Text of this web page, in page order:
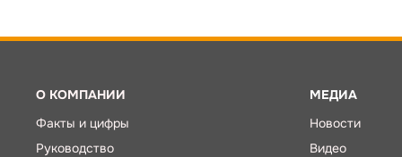
О КОМПАНИИ
Факты и цифры
Руководство
МЕДИА
Новости
Видео